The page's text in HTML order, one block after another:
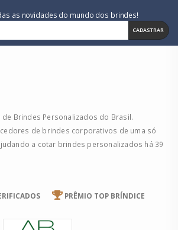
as novidades do mundo dos brindes!
CADASTRAR
de Brindes Personalizados do Brasil.
de brindes corporativos de uma só
a cotar brindes personalizados há 39
PRÊMIO TOP BRÍNDICE